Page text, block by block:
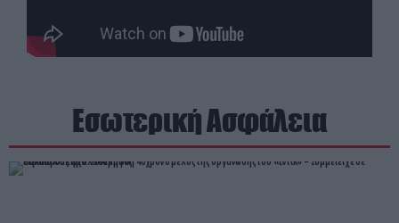
Εσωτερική Ασφάλεια